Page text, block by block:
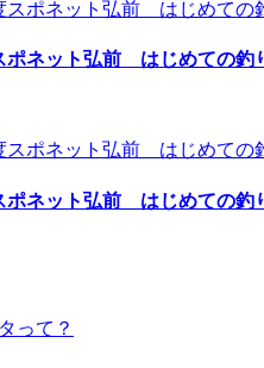
ポネット弘前 はじめての釣
ポネット弘前 はじめての釣
って？